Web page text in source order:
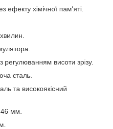
ефекту хімічної пам'яті.
висоти зрізу.
сталь.
та високоякісний
мм.